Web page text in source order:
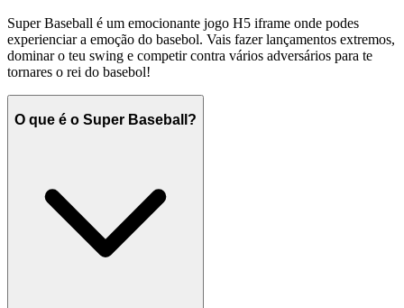
Super Baseball é um emocionante jogo H5 iframe onde podes
experienciar a emoção do basebol. Vais fazer lançamentos extremos,
dominar o teu swing e competir contra vários adversários para te
tornares o rei do basebol!
O que é o Super Baseball?